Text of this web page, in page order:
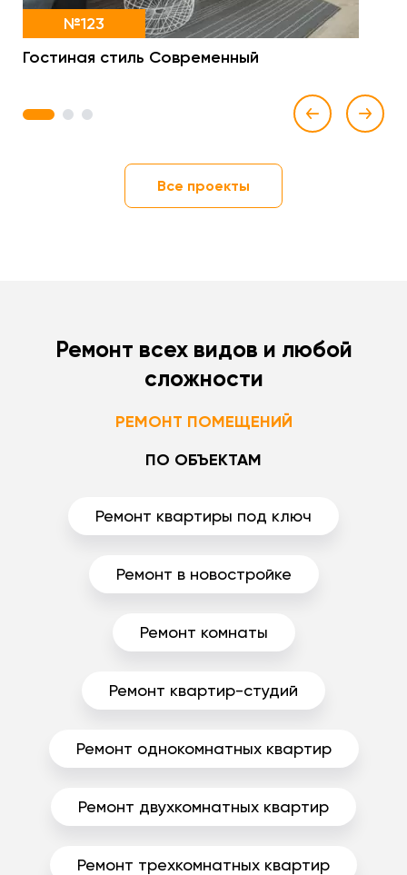
№123
Гостиная стиль Современный
1 2 3
Все проекты
Ремонт всех видов и любой
сложности
РЕМОНТ ПОМЕЩЕНИЙ
ПО ОБЪЕКТАМ
Ремонт квартиры под ключ
Ремонт в новостройке
Ремонт комнаты
Ремонт квартир-студий
Ремонт однокомнатных квартир
Ремонт двухкомнатных квартир
Ремонт трехкомнатных квартир